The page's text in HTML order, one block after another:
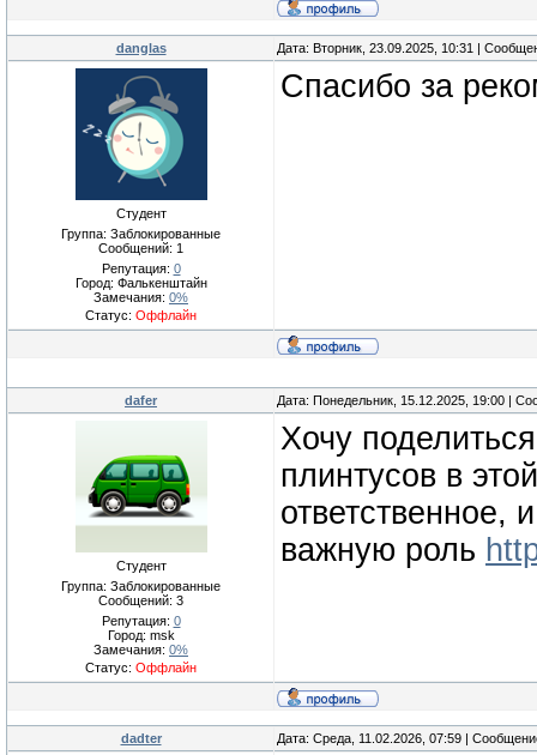
danglas Дата: Вторник, 23.09.2025, 10:31 |
Студент
Группа: Заблокированные
Сообщений: 1
Репутация: 0
Город: Фалькенштайн
Замечания: 0%
Статус: Оффлайн
Спасибо за
dafer Дата: Понедельник, 15.12.2025, 19:00 |
Студент
Группа: Заблокированные
Сообщений: 3
Репутация: 0
Город: msk
Замечания: 0%
Статус: Оффлайн
Хочу
плинтусов в
ответственное,
важную роль
dadter Дата: Среда, 11.02.2026, 07:59 |